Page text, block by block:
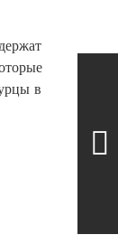
в